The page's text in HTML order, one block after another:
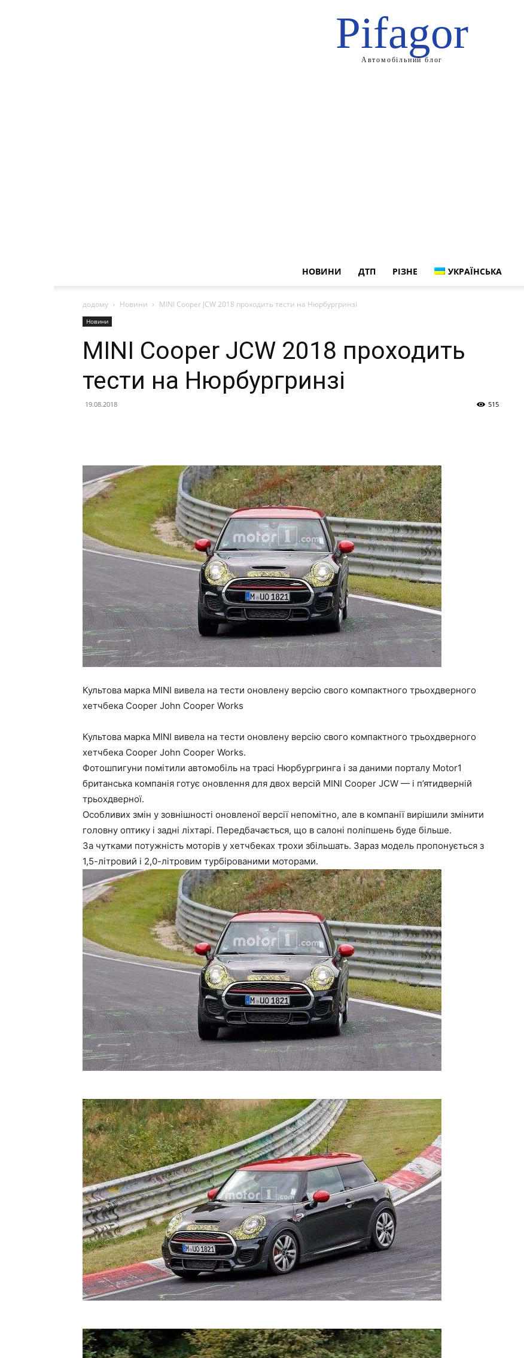
Pifagor
Автомобільний блог
НОВИНИ ДТП РІЗНЕ УКРАЇНСЬКА
додому Новини MINI Cooper JCW 2018 проходить тести на Нюрбургринзі
Новини
MINI Cooper JCW 2018 проходить
тести на Нюрбургринзі
19.08.2018 515
Культова марка MINI вивела на тести оновлену версію свого компактного трьохдверного
хетчбека Cooper John Cooper Works
Культова марка MINI вивела на тести оновлену версію свого компактного трьохдверного
хетчбека Cooper John Cooper Works.
Фотошпигуни помітили автомобіль на трасі Нюрбургринга і за даними порталу Motor1
британська компанія готує оновлення для двох версій MINI Cooper JCW — і п’ятидверній
трьохдверної.
Особливих змін у зовнішності оновленої версії непомітно, але в компанії вирішили змінити
головну оптику і задні ліхтарі. Передбачається, що в салоні поліпшень буде більше.
За чутками потужність моторів у хетчбеках трохи збільшать. Зараз модель пропонується з
1,5-літровий і 2,0-літровим турбірованими моторами.